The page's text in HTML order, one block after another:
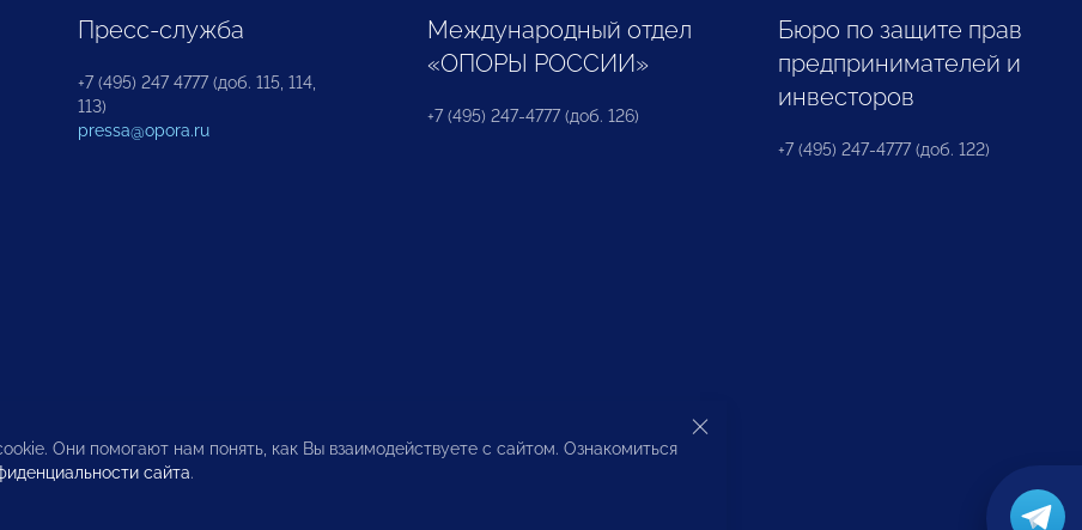
Пресс-служба
+7 (495) 247 4777 (доб. 115, 114,
113)
pressa@opora.ru
Международный отдел
«ОПОРЫ РОССИИ»
+7 (495) 247-4777 (доб. 126)
Бюро по защите прав
предпринимателей и
инвесторов
+7 (495) 247-4777 (доб. 122)
Они помогают нам понять, как Вы взаимодействуете с сайтом. Ознакомиться
сайта.